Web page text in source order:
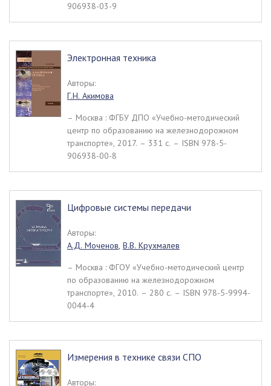
906938-03-9
Электронная техника
Авторы:
Г.Н. Акимова
– Москва : ФГБУ ДПО «Учебно-методический
центр по образованию на железнодорожном
транспорте», 2017. – 331 c. – ISBN 978-5-
906938-00-8
Цифровые системы передачи
Авторы:
А.Д. Моченов, В.В. Крухмалев
– Москва : ФГОУ «Учебно-методический центр
по образованию на железнодорожном
транспорте», 2010. – 280 c. – ISBN 978-5-9994-
0044-4
Измерения в технике связи СПО
Авторы: